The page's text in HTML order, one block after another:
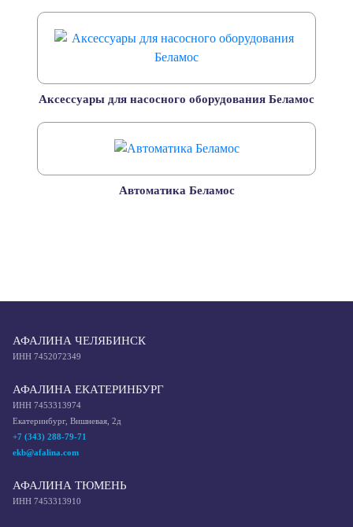
Аксессуары для насосного оборудования Беламос
Автоматика Беламос
АФАЛИНА ЧЕЛЯБИНСК
ИНН 7452072349
АФАЛИНА ЕКАТЕРИНБУРГ
ИНН 7453313974
Екатеринбург, Вишневая, 2д
+7 (343) 288-79-71
ekb@afalina.com
АФАЛИНА ТЮМЕНЬ
ИНН 7453313910